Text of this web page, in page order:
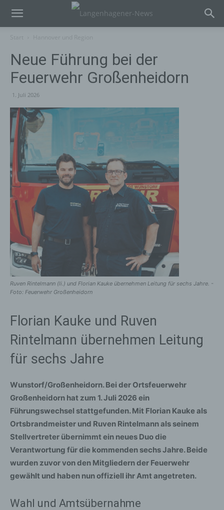
Neue Führung bei der
Feuerwehr Großenheidorn
1. Juli 2026
Ruven Rintelmann (li.) und Florian Kauke übernehmen Leitung für sechs Jahre. -
Foto: Feuerwehr Großenheidorn
Florian Kauke und Ruven
Rintelmann übernehmen Leitung
für sechs Jahre
Wunstorf/Großenheidorn. Bei der Ortsfeuerwehr
Großenheidorn hat zum 1. Juli 2026 ein
Führungswechsel stattgefunden. Mit Florian Kauke als
Ortsbrandmeister und Ruven Rintelmann als seinem
Stellvertreter übernimmt ein neues Duo die
Verantwortung für die kommenden sechs Jahre. Beide
wurden zuvor von den Mitgliedern der Feuerwehr
gewählt und haben nun offiziell ihr Amt angetreten.
Wahl und Amtsübernahme